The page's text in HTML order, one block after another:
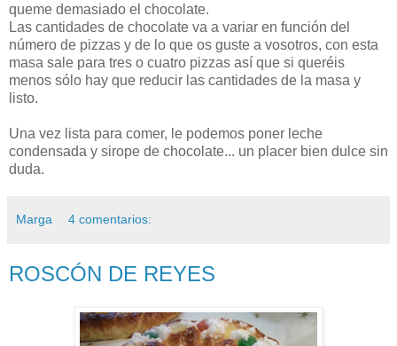
queme demasiado el chocolate.
Las cantidades de chocolate va a variar en función del
número de pizzas y de lo que os guste a vosotros, con esta
masa sale para tres o cuatro pizzas así que si queréis
menos sólo hay que reducir las cantidades de la masa y
listo.
Una vez lista para comer, le podemos poner leche
condensada y sirope de chocolate... un placer bien dulce sin
duda.
Marga 4 comentarios:
ROSCÓN DE REYES